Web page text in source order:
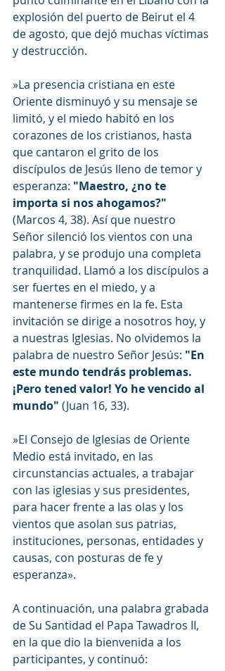
explosión del puerto de Beirut el 4
de agosto, que dejó muchas víctimas
y destrucción.
»La presencia cristiana en este
Oriente disminuyó y su mensaje se
limitó, y el miedo habitó en los
corazones de los cristianos, hasta
que cantaron el grito de los
discípulos de Jesús lleno de temor y
esperanza: "Maestro, ¿no te
importa si nos ahogamos?"
(Marcos 4, 38). Así que nuestro
Señor silenció los vientos con una
palabra, y se produjo una completa
tranquilidad. Llamó a los discípulos a
ser fuertes en el miedo, y a
mantenerse firmes en la fe. Esta
invitación se dirige a nosotros hoy, y
a nuestras Iglesias. No olvidemos la
palabra de nuestro Señor Jesús: "En
este mundo tendrás problemas.
¡Pero tened valor! Yo he vencido al
mundo" (Juan 16, 33).
»El Consejo de Iglesias de Oriente
Medio está invitado, en las
circunstancias actuales, a trabajar
con las iglesias y sus presidentes,
para hacer frente a las olas y los
vientos que asolan sus patrias,
instituciones, personas, entidades y
causas, con posturas de fe y
esperanza».
A continuación, una palabra grabada
de Su Santidad el Papa Tawadros II,
en la que dio la bienvenida a los
participantes, y continuó: